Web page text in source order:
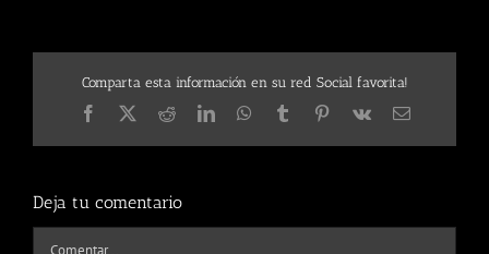
Comparta esta información en su red Social favorita!
Facebook
X RedditLinkedInWhatsApp
TumblrPinterest
Vk
Correo
Deja tu comentario